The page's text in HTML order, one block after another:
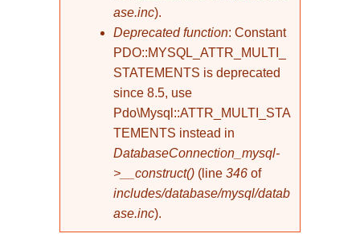
ase.inc).
Deprecated function: Constant
PDO::MYSQL_ATTR_MULTI_
STATEMENTS is deprecated
since 8.5, use
Pdo\Mysql::ATTR_MULTI_STA
TEMENTS instead in
DatabaseConnection_mysql-
>__construct() (line 346 of
includes/database/mysql/datab
ase.inc).